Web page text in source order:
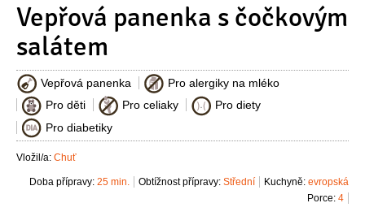
Vepřová panenka s čočkovým
salátem
Vepřová panenka
Pro alergiky na mléko
Pro děti
Pro celiaky
Pro diety
Pro diabetiky
Vložil/a: Chuť
Kuchyně: evropská
Obtížnost přípravy: Střední
Doba přípravy: 25 min.
Porce: 4